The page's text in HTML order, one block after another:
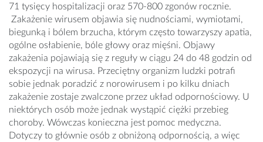
71 tysięcy hospitalizacji oraz 570-800 zgonów rocznie.
Zakażenie wirusem objawia się nudnościami, wymiotami,
biegunką i bólem brzucha, którym często towarzyszy apatia,
ogólne osłabienie, bóle głowy oraz mięśni. Objawy
zakażenia pojawiają się z reguły w ciągu 24 do 48 godzin od
ekspozycji na wirusa. Przeciętny organizm ludzki potrafi
sobie jednak poradzić z norowirusem i po kilku dniach
zakażenie zostaje zwalczone przez układ odpornościowy. U
niektórych osób może jednak wystąpić ciężki przebieg
choroby. Wówczas konieczna jest pomoc medyczna.
Dotyczy to głównie osób z obniżoną odpornością, a więc